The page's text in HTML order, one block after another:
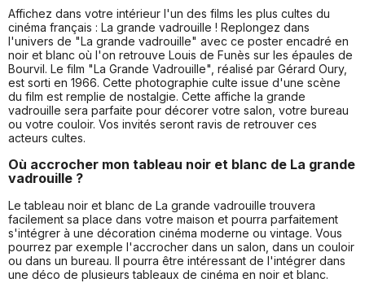
Affichez dans votre intérieur l'un des films les plus cultes du
cinéma français : La grande vadrouille ! Replongez dans
l'univers de "La grande vadrouille" avec ce poster encadré en
noir et blanc où l'on retrouve Louis de Funès sur les épaules de
Bourvil. Le film "La Grande Vadrouille", réalisé par Gérard Oury,
est sorti en 1966. Cette photographie culte issue d'une scène
du film est remplie de nostalgie. Cette affiche la grande
vadrouille sera parfaite pour décorer votre salon, votre bureau
ou votre couloir. Vos invités seront ravis de retrouver ces
acteurs cultes.
Où accrocher mon tableau noir et blanc de La grande
vadrouille ?
Le tableau noir et blanc de La grande vadrouille trouvera
facilement sa place dans votre maison et pourra parfaitement
s'intégrer à une décoration cinéma moderne ou vintage. Vous
pourrez par exemple l'accrocher dans un salon, dans un couloir
ou dans un bureau. Il pourra être intéressant de l'intégrer dans
une déco de plusieurs tableaux de cinéma en noir et blanc.